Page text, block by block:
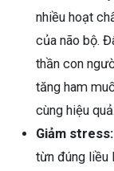
nhiều hoạt
của não bộ.
thần con
tăng ham
cùng hiệu quả.
Giảm stress:
từn đúng liều